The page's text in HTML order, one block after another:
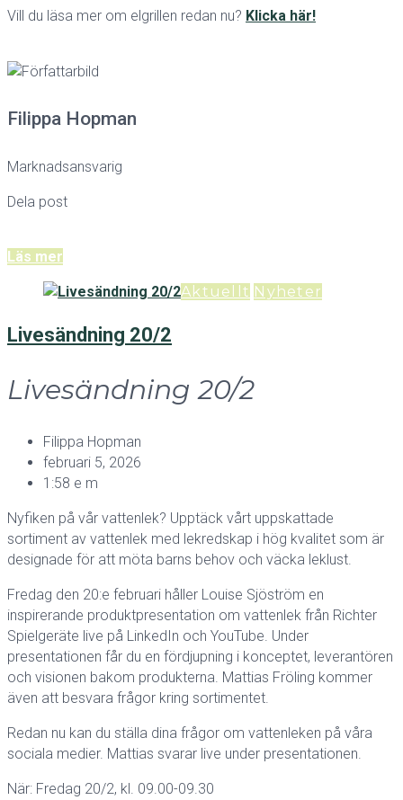
Vill du läsa mer om elgrillen redan nu? Klicka här!
Filippa Hopman
Marknadsansvarig
Dela post
Läs mer
Aktuellt Nyheter
Livesändning 20/2
Livesändning 20/2
Filippa Hopman
februari 5, 2026
1:58 e m
Nyfiken på vår vattenlek? Upptäck vårt uppskattade
sortiment av vattenlek med lekredskap i hög kvalitet som är
designade för att möta barns behov och väcka leklust.
Fredag den 20:e februari håller Louise Sjöström en
inspirerande produktpresentation om vattenlek från Richter
Spielgeräte live på LinkedIn och YouTube. Under
presentationen får du en fördjupning i konceptet, leverantören
och visionen bakom produkterna. Mattias Fröling kommer
även att besvara frågor kring sortimentet.
Redan nu kan du ställa dina frågor om vattenleken på våra
sociala medier. Mattias svarar live under presentationen.
När: Fredag 20/2, kl. 09.00-09.30